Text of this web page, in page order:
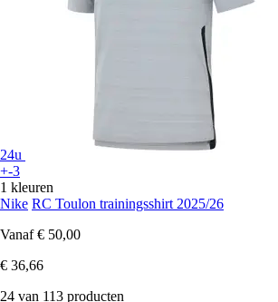
24u
+-3
1 kleuren
Nike RC Toulon trainingsshirt 2025/26
Vanaf € 50,00
€ 36,66
24 van 113 producten